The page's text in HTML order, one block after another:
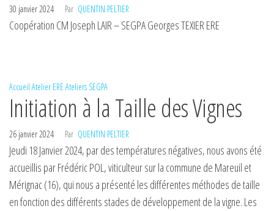
30 janvier 2024 Par QUENTIN PELTIER
Coopération CM Joseph LAIR – SEGPA Georges TEXIER ERE
Accueil Atelier ERE Ateliers SEGPA
Initiation à la Taille des Vignes
26 janvier 2024 Par QUENTIN PELTIER
Jeudi 18 Janvier 2024, par des températures négatives, nous avons été
accueillis par Frédéric POL, viticulteur sur la commune de Mareuil et
Mérignac (16), qui nous a présenté les différentes méthodes de taille
en fonction des différents stades de développement de la vigne. Les